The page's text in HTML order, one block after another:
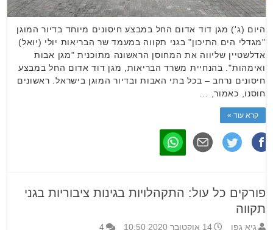
היום (ג') מגן דוד אדום החל במבצע חיסונים מיוחד בדיור המוגן
"מגדלי הים התיכון" בגני תקווה במעמד שר הבריאות יולי (יואל)
אדלשטיין שליווה את המחוסן הראשונה מתוכנית "מגן אבות
ואימהות". בהנחיית משרד הבריאות, מגן דוד אדום החל במבצע
חיסונים נרחב – בכל בתי האבות ובדיור המוגן בישראל. ראשונים
חוסנו, כאמור, …
קרא עוד »
פורקים כל עול: התקהלויות בגינות ציבוריות בגני
תקווה
גיא גפן 14 אוקטובר 2020 10:50 4